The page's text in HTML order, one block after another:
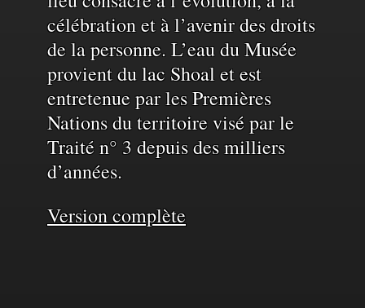
célébration et à l’avenir des droits
de la personne. L’eau du Musée
provient du lac Shoal et est
entretenue par les Premières
Nations du territoire visé par le
Traité n° 3 depuis des milliers
d’années.
Version complète